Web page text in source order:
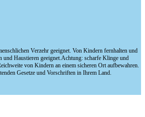
Verzehr geeignet. Von Kindern fernhalten und
Haustieren geeignet.Achtung: scharfe Klinge und
von Kindern an einem sicheren Ort aufbewahren.
Gesetze und Vorschriften in Ihrem Land.